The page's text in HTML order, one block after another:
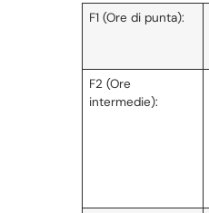
F1 (Ore di punta):
F2 (Ore
intermedie):